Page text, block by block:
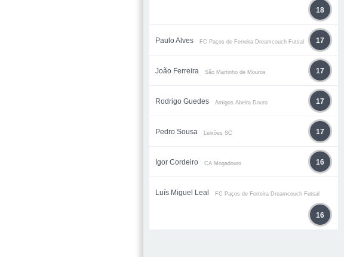
18
Paulo Alves FC Paços de Ferreira Dreamcouch Futsal 17
João Ferreira São Martinho de Mouros 17
Rodrigo Guedes Amigos Abeira Douro 17
Pedro Sousa Leixões SC 17
Igor Cordeiro CA Mogadouro 16
Luís Miguel Leal FC Paços de Ferreira Dreamcouch Futsal
16